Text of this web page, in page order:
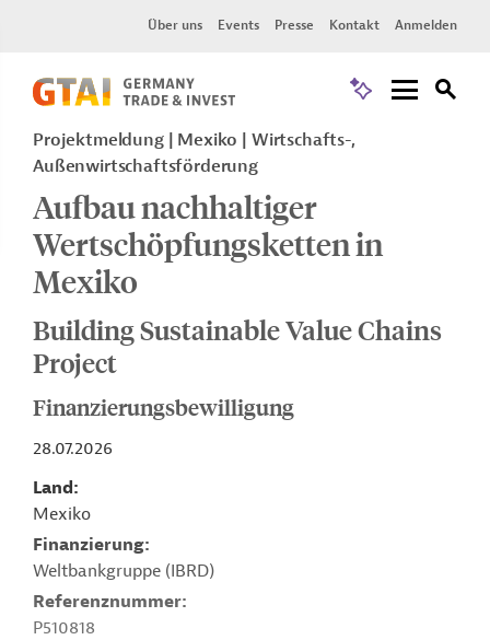
Über uns Events Presse Kontakt Anmelden
Projektmeldung Mexiko
Wirtschafts-,
Außenwirtschaftsförderung
Aufbau nachhaltiger
Wertschöpfungsketten in
Mexiko
Building Sustainable Value Chains
Project
Finanzierungsbewilligung
28.07.2026
Land
Mexiko
Finanzierung
Weltbankgruppe (IBRD)
Referenznummer
P510818